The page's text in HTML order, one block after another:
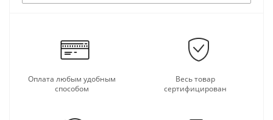
Оплата любым удобным
способом
Весь товар
сертифицирован